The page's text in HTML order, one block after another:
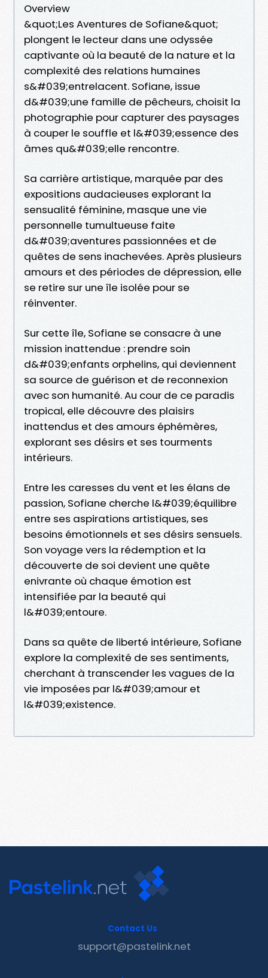
Overview
&quot;Les Aventures de Sofiane&quot;
plongent le lecteur dans une odyssée
captivante où la beauté de la nature et la
complexité des relations humaines
s&#039;entrelacent. Sofiane, issue
d&#039;une famille de pêcheurs, choisit la
photographie pour capturer des paysages
à couper le souffle et l&#039;essence des
âmes qu&#039;elle rencontre.
Sa carrière artistique, marquée par des
expositions audacieuses explorant la
sensualité féminine, masque une vie
personnelle tumultueuse faite
d&#039;aventures passionnées et de
quêtes de sens inachevées. Après plusieurs
amours et des périodes de dépression, elle
se retire sur une île isolée pour se
réinventer.
Sur cette île, Sofiane se consacre à une
mission inattendue : prendre soin
d&#039;enfants orphelins, qui deviennent
sa source de guérison et de reconnexion
avec son humanité. Au cour de ce paradis
tropical, elle découvre des plaisirs
inattendus et des amours éphémères,
explorant ses désirs et ses tourments
intérieurs.
Entre les caresses du vent et les élans de
passion, Sofiane cherche l&#039;équilibre
entre ses aspirations artistiques, ses
besoins émotionnels et ses désirs sensuels.
Son voyage vers la rédemption et la
découverte de soi devient une quête
enivrante où chaque émotion est
intensifiée par la beauté qui
l&#039;entoure.
Dans sa quête de liberté intérieure, Sofiane
explore la complexité de ses sentiments,
cherchant à transcender les vagues de la
vie imposées par l&#039;amour et
l&#039;existence.
Contact Us
support@pastelink.net